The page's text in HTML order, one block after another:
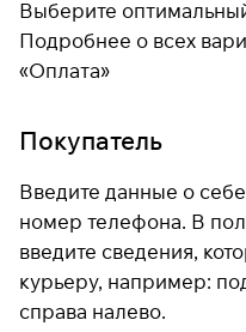
Выберите
Подробнее о всех
«Оплата»
Покупатель
Введите данные о
номер телефона. В
введите сведения,
курьеру, например:
справа налево.